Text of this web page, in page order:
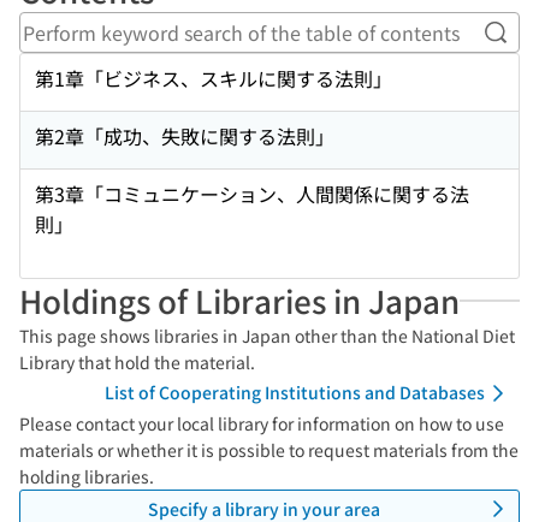
第1章「ビジネス、スキルに関する法則」
第2章「成功、失敗に関する法則」
第3章「コミュニケーション、人間関係に関する法
則」
Holdings of Libraries in Japan
This page shows libraries in Japan other than the National Diet
Library that hold the material.
List of Cooperating Institutions and Databases
Please contact your local library for information on how to use
materials or whether it is possible to request materials from the
holding libraries.
Specify a library in your area